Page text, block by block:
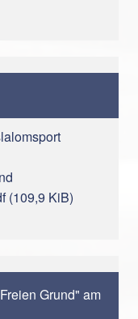
(109,9 KiB)
Grund" am